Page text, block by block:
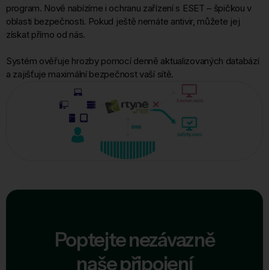
program. Nově nabízíme i ochranu zařízení s ESET – špičkou v
oblasti bezpečnosti. Pokud ještě nemáte antivir, můžete jej
získat přímo od nás.
Systém ověřuje hrozby pomocí denně aktualizovaných databází
a zajišťuje maximální bezpečnost vaší sítě.
Poptejte nezávazně
naše připojení